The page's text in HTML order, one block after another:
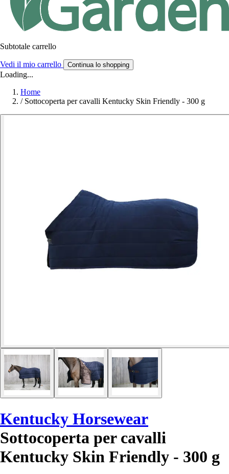
Subtotale carrello
Vedi il mio carrello Continua lo shopping
Loading...
Home
/ Sottocoperta per cavalli Kentucky Skin Friendly - 300 g
Kentucky Horsewear
Sottocoperta per cavalli
Kentucky Skin Friendly - 300 g